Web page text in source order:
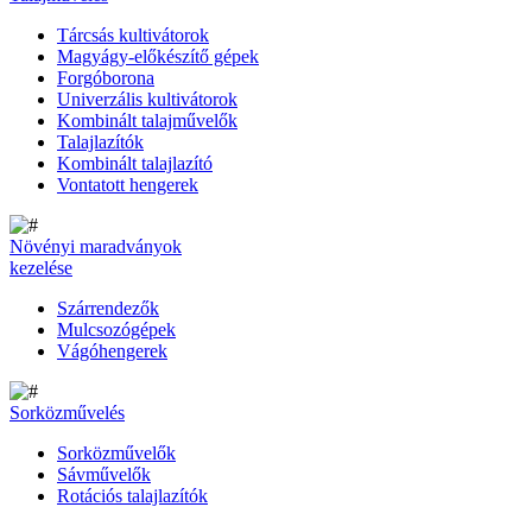
Tárcsás kultivátorok
Magyágy-előkészítő gépek
Forgóborona
Univerzális kultivátorok
Kombinált talajművelők
Talajlazítók
Kombinált talajlazító
Vontatott hengerek
Növényi maradványok
kezelése
Szárrendezők
Mulcsozógépek
Vágóhengerek
Sorközművelés
Sorközművelők
Sávművelők
Rotációs talajlazítók